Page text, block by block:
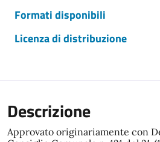
Formati disponibili
Licenza di distribuzione
Descrizione
Approvato originariamente con